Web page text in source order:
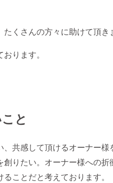
くさんの方々に助けて頂き
ります。
と
共感して頂けるオーナー様
りたい。オーナー様への折
ことだと考えております。